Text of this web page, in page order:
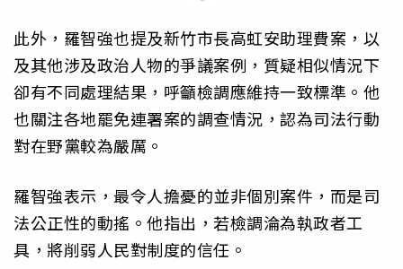
此外，羅智強也提及新竹市長高虹安助理費案，以
及其他涉及政治人物的爭議案例，質疑相似情況下
卻有不同處理結果，呼籲檢調應維持一致標準。他
也關注各地罷免連署案的調查情況，認為司法行動
對在野黨較為嚴厲。
羅智強表示，最令人擔憂的並非個別案件，而是司
法公正性的動搖。他指出，若檢調淪為執政者工
具，將削弱人民對制度的信任。